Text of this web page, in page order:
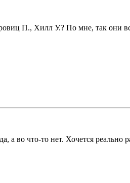
П., Хилл У.? По мне, так они
во что-то нет. Хочется реально